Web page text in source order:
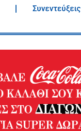
Συνεντεύξεις